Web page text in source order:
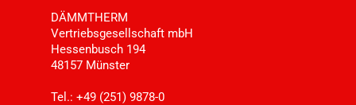
DÄMMTHERM
Vertriebsgesellschaft mbH
Hessenbusch 194
48157 Münster
Tel.: +49 (251) 9878-0